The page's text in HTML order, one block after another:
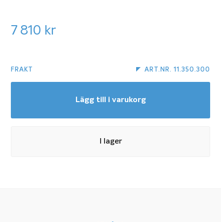
7 810 kr
FRAKT ART.NR. 11.350.300
Lägg till i varukorg
I lager